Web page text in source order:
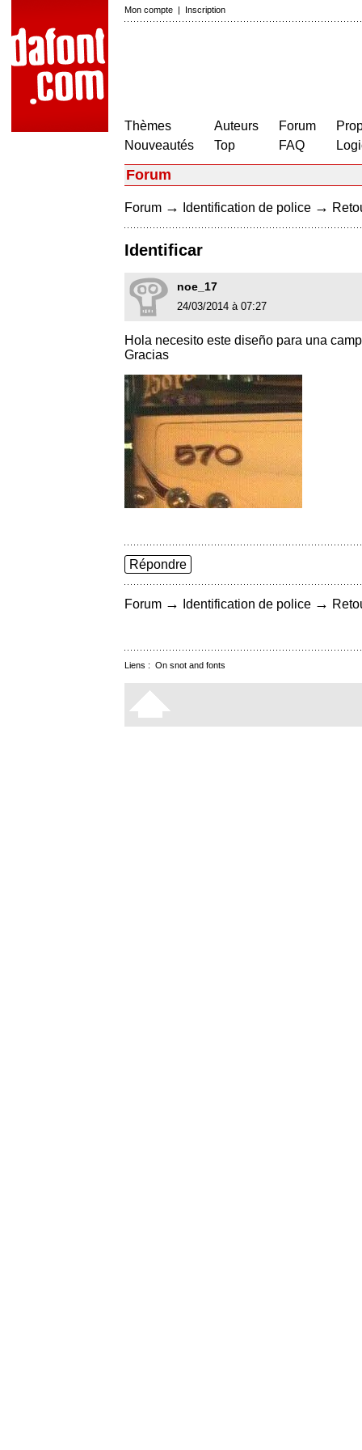
Mon compte | Inscription
Thèmes
Nouveautés
Auteurs
Top
Forum
FAQ
Forum
Forum → Identification de police →
Identificar
noe_17
24/03/2014 à 07:27
Hola necesito este diseño para una
Gracias
Répondre
Forum → Identification de police →
Liens : On snot and fonts